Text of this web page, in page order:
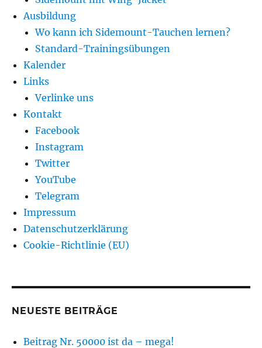
Ausbildung
Wo kann ich Sidemount-Tauchen lernen?
Standard-Trainingsübungen
Kalender
Links
Verlinke uns
Kontakt
Facebook
Instagram
Twitter
YouTube
Telegram
Impressum
Datenschutzerklärung
Cookie-Richtlinie (EU)
NEUESTE BEITRÄGE
Beitrag Nr. 50000 ist da – mega!